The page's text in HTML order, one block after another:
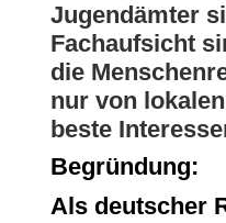
Jugendämter
Fachaufsicht
die
nur von
beste
Begründung:
Als deutscher